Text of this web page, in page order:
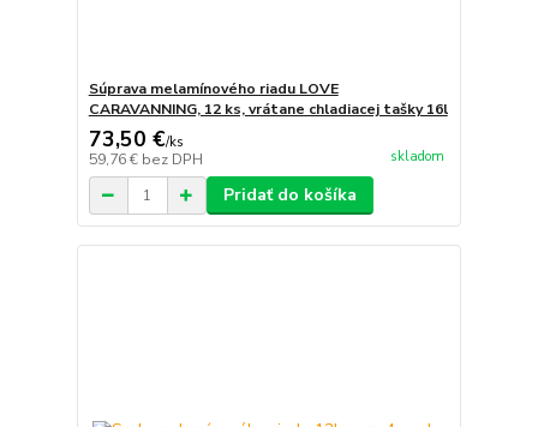
Súprava melamínového riadu LOVE
CARAVANNING, 12 ks, vrátane chladiacej tašky 16l
73,50 €/ks
59,76 € bez DPH skladom
Pridať do košíka